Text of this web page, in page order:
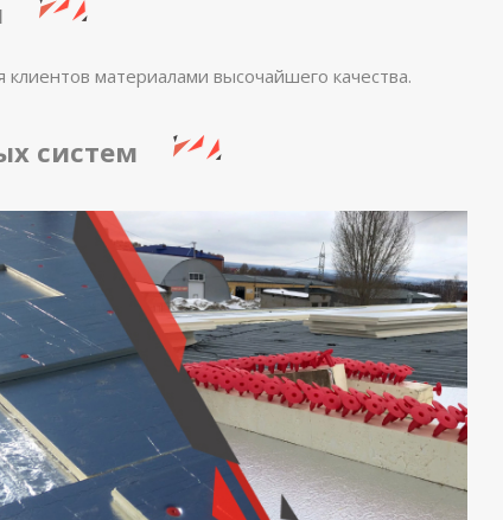
материалами высочайшего качества.
систем